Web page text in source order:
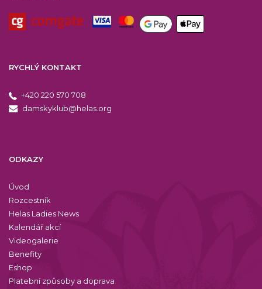
RYCHLÝ KONTAKT
+420 220 570 708
damskyklub@helas.org
ODKAZY
Úvod
Rozcestník
Helas Ladies News
Kalendář akcí
Videogalerie
Benefity
Eshop
Platební způsoby a doprava